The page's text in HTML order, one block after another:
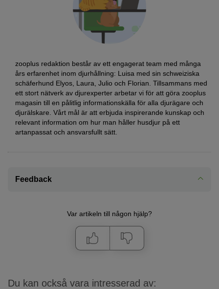
zooplus redaktion består av ett engagerat team med många
års erfarenhet inom djurhållning: Luisa med sin schweiziska
schäferhund Elyos, Laura, Julio och Florian. Tillsammans med
ett stort nätverk av djurexperter arbetar vi för att göra zooplus
magasin till en pålitlig informationskälla för alla djurägare och
djurälskare. Vårt mål är att erbjuda inspirerande kunskap och
relevant information om hur man håller husdjur på ett
artanpassat och ansvarsfullt sätt.
Feedback
Var artikeln till någon hjälp?
Du kan också vara intresserad av: